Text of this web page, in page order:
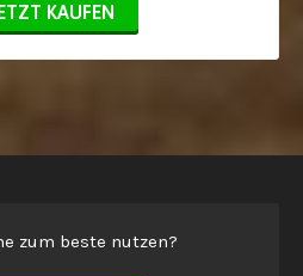
KAUFEN
zum beste nutzen?